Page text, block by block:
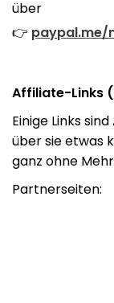
über
👉 paypal.me/
Affiliate-Links
Einige Links
über sie etwas
ganz ohne
Partnerseiten: